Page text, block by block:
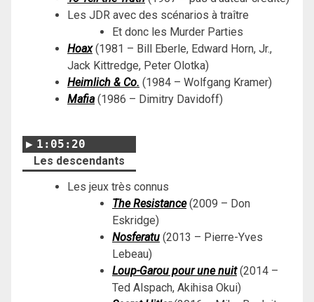
Les JDR avec des scénarios à traître
Et donc les Murder Parties
Hoax(1981 – Bill Eberle, Edward Horn, Jr.,
Jack Kittredge, Peter Olotka)
Heimlich & Co. (1984 – Wolfgang Kramer)
Mafia(1986 – Dimitry Davidoff)
1:05:20
Les descendants
Les jeux très connus
The Resistance(2009 – Don
Eskridge)
Nosferatu (2013 – Pierre-Yves
Lebeau)
Loup-Garou pour une nuit(2014 –
Ted Alspach, Akihisa Okui)